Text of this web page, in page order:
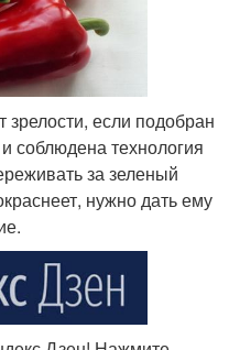
зрелости, если подобран
соблюдена технология
за зеленый
нужно дать ему